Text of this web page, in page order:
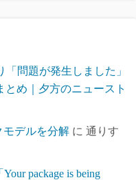
「問題が発生しました」
とめ｜夕方のニュースト
モデルを分解 に 通りす
package is being